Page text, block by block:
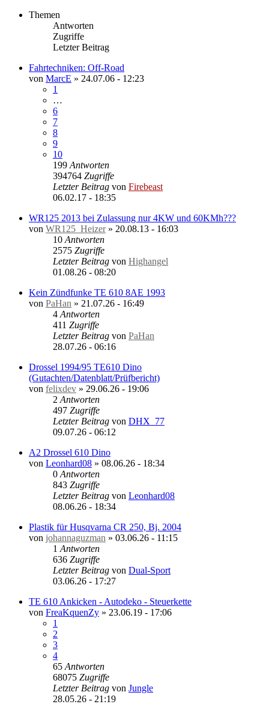
Themen
Antworten
Zugriffe
Letzter Beitrag
Fahrtechniken: Off-Road
von MarcE » 24.07.06 - 12:23
1
…
6
7
8
9
10
199 Antworten
394764 Zugriffe
Letzter Beitrag von Firebeast
06.02.17 - 18:35
WR125 2013 bei Zulassung nur 4KW und 60KMh???
von WR125_Heizer» 20.08.13 - 16:03
10 Antworten
2575 Zugriffe
Letzter Beitrag von Highangel
01.08.26 - 08:20
Kein Zündfunke TE 610 8AE 1993
von PaHan » 21.07.26 - 16:49
4 Antworten
411 Zugriffe
Letzter Beitrag von PaHan
28.07.26 - 06:16
Drossel 1994/95 TE610 Dino
(Gutachten/Datenblatt/Prüfbericht)
von felixdev » 29.06.26 - 19:06
2 Antworten
497 Zugriffe
Letzter Beitrag von DHX_77
09.07.26 - 06:12
A2 Drossel 610 Dino
von Leonhard08 » 08.06.26 - 18:34
0 Antworten
843 Zugriffe
Letzter Beitrag von Leonhard08
08.06.26 - 18:34
Plastik für Husqvarna CR 250, Bj. 2004
von johannaguzman » 03.06.26 - 11:15
1 Antworten
636 Zugriffe
Letzter Beitrag von Dual-Sport
03.06.26 - 17:27
TE 610 Ankicken - Autodeko - Steuerkette
von FreaKquenZy » 23.06.19 - 17:06
1
2
3
4
65 Antworten
68075 Zugriffe
Letzter Beitrag von Jungle
28.05.26 - 21:19